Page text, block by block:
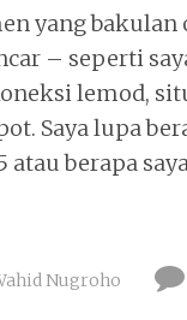
yang
– seperti
lemod,
Saya lupa
atau berapa
Nugroho